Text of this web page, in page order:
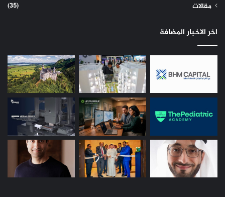
مقالات
(35)
اخر الاخبار المضافة